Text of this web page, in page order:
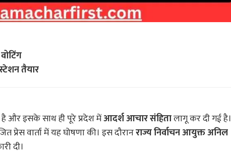
तैयार
और इसके साथ ही पूरे प्रदेश मेंआदर्श आचार संहितालागू कर दी गई है।
वार्ता में यह घोषणा की। इस दौरानराज्य निर्वाचन आयुक्त अनिल
दी।